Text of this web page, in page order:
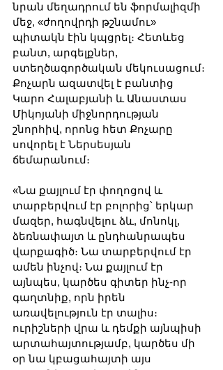
նրան մեղադրում են ֆորմալիզմի
մեջ, «ժողովրդի թշնամու»
պիտակն էին կպցրել։ Հետևեց
բանտ, արգելքներ,
ստեղծագործական մեկուսացում։
Քոչարն ազատվել է բանտից
Կարո Հալաբյանի և Անաստաս
Միկոյանի միջնորդության
շնորհիվ, որոնց հետ Քոչարը
սովորել է Ներսեսյան
ճեմարանում։
«Նա քայլում էր փողոցով և
տարբերվում էր բոլորից՝ երկար
մազեր, հագնվելու ձև, մոնոկլ,
ձեռնափայտ և ընդհանրապես
վարքագիծ։ Նա տարբերվում էր
ամեն ինչով։ Նա քայլում էր
այնպես, կարծես գիտեր ինչ-որ
գաղտնիք, որն իրեն
առավելություն էր տալիս։
ուրիշների վրա և դեմքի այնպիսի
արտահայտությամբ, կարծես մի
օր նա կբացահայտի այս